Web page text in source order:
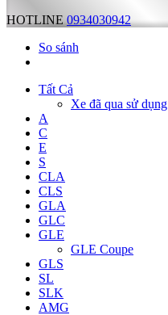
HOTLINE 0934030942
So sánh
Tất Cả
Xe đã qua sử dụng
A
C
E
S
CLA
CLS
GLA
GLC
GLE
GLE Coupe
GLS
SL
SLK
AMG